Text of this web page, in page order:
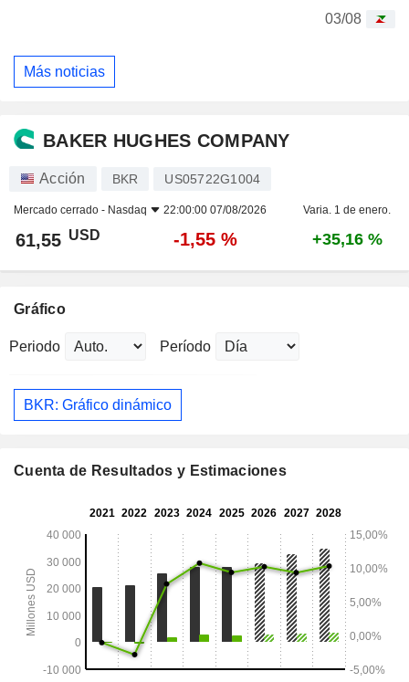
03/08
Más noticias
BAKER HUGHES COMPANY
Acción BKR US05722G1004
Mercado cerrado - Nasdaq 22:00:00 07/08/2026 Varia. 1 de enero.
61,55 USD -1,55 % +35,16 %
Gráfico
Periodo Período
BKR: Gráfico dinámico
Cuenta de Resultados y Estimaciones